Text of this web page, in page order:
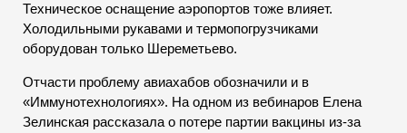
Техническое оснащение аэропортов тоже влияет.
Холодильными рукавами и термопогрузчиками
оборудован только Шереметьево.
Отчасти проблему авиахабов обозначили и в
«Иммунотехнологиях». На одном из вебинаров Елена
Зелинская рассказала о потере партии вакцины из-за